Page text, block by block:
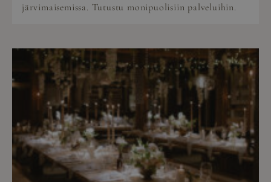
järvimaisemissa. Tutustu monipuolisiin palveluihin.